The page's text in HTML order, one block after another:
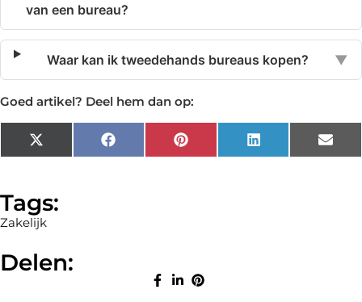
van een bureau?
Waar kan ik tweedehands bureaus kopen? ▼
Goed artikel? Deel hem dan op:
X
(Twitter)
Facebook Pinterest LinkedIn
Tags:
Zakelijk
Delen: